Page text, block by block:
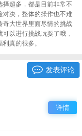
超多，都是目前非常不
对决，整体的操作也不难
奇大世界里面尽情的挑战
以进行挑战玩耍了哦，
真的很多。
发表评论
详情